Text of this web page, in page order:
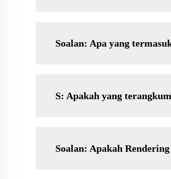
Soalan: Apa yang
S: Apakah yang
Soalan: Apakah Rendering